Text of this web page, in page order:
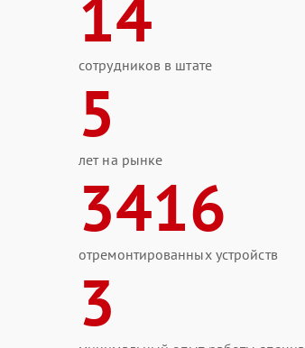
14
сотрудников в штате
5
лет на рынке
3416
отремонтированных устройств
3